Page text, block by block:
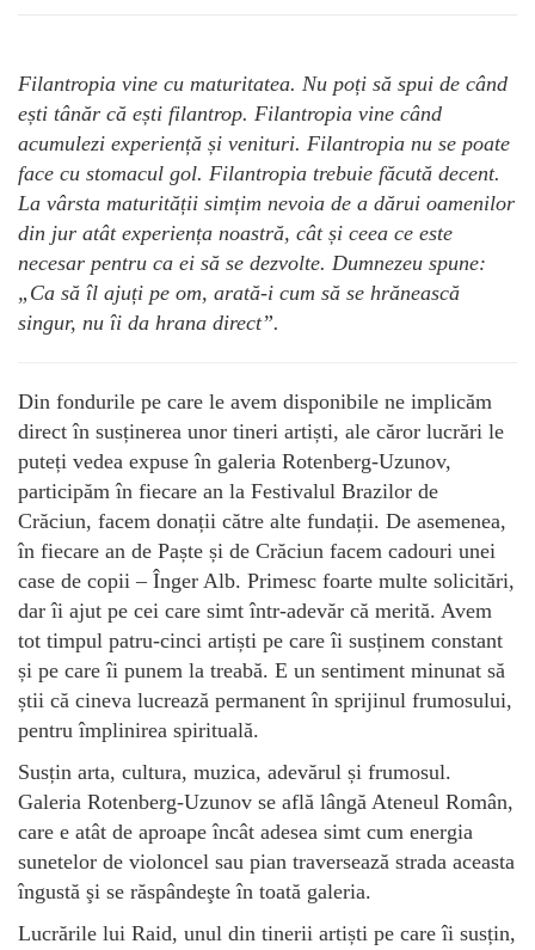
Filantropia vine cu maturitatea. Nu poți să spui de când
ești tânăr că ești filantrop. Filantropia vine când
acumulezi experiență și venituri. Filantropia nu se poate
face cu stomacul gol. Filantropia trebuie făcută decent.
La vârsta maturității simțim nevoia de a dărui oamenilor
din jur atât experiența noastră, cât și ceea ce este
necesar pentru ca ei să se dezvolte. Dumnezeu spune:
„Ca să îl ajuți pe om, arată-i cum să se hrănească
singur, nu îi da hrana direct”.
Din fondurile pe care le avem disponibile ne implicăm
direct în susținerea unor tineri artiști, ale căror lucrări le
puteți vedea expuse în galeria Rotenberg-Uzunov,
participăm în fiecare an la Festivalul Brazilor de
Crăciun, facem donații către alte fundații. De asemenea,
în fiecare an de Paște și de Crăciun facem cadouri unei
case de copii – Înger Alb. Primesc foarte multe solicitări,
dar îi ajut pe cei care simt într-adevăr că merită. Avem
tot timpul patru-cinci artiști pe care îi susținem constant
și pe care îi punem la treabă. E un sentiment minunat să
știi că cineva lucrează permanent în sprijinul frumosului,
pentru împlinirea spirituală.
Susțin arta, cultura, muzica, adevărul și frumosul.
Galeria Rotenberg-Uzunov se află lângă Ateneul Român,
care e atât de aproape încât adesea simt cum energia
sunetelor de violoncel sau pian traversează strada aceasta
îngustă şi se răspândeşte în toată galeria.
Lucrările lui Raid, unul din tinerii artiști pe care îi susțin,